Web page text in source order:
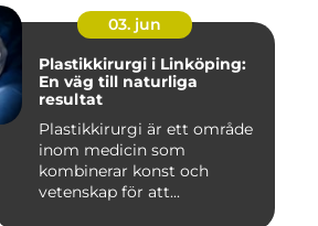
03. jun
Plastikkirurgi i Linköping:
En väg till naturliga
resultat
Plastikkirurgi är ett område
inom medicin som
kombinerar konst och
vetenskap för att...